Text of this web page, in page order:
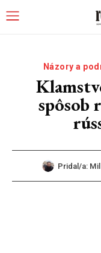
Názory a
spôsob
Pridal/a: